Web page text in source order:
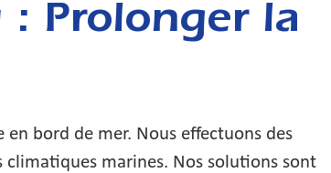
: Prolonger la
bord de mer. Nous effectuons des
marines. Nos solutions sont